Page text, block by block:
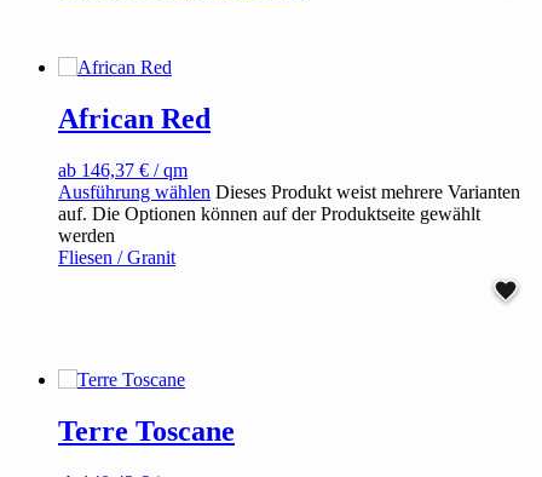
African Red
ab 146,37 € / qm
Ausführung wählen Dieses Produkt weist mehrere Varianten
auf. Die Optionen können auf der Produktseite gewählt
werden
Fliesen / Granit
Terre Toscane